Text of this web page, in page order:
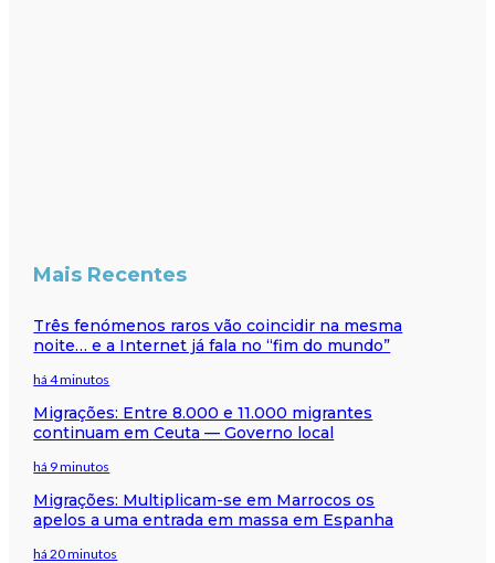
Mais Recentes
Três fenómenos raros vão coincidir na mesma
noite… e a Internet já fala no “fim do mundo”
há 4 minutos
Migrações: Entre 8.000 e 11.000 migrantes
continuam em Ceuta — Governo local
há 9 minutos
Migrações: Multiplicam-se em Marrocos os
apelos a uma entrada em massa em Espanha
há 20 minutos